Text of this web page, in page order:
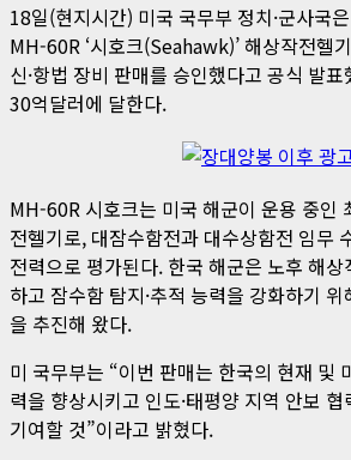
18일(현지시간) 미국 국무부 정치·군사국
MH-60R ‘시호크(Seahawk)’ 해상작전헬
신·항법 장비 판매를 승인했다고 공식 발
30억달러에 달한다.
MH-60R 시호크는 미국 해군이 운용 중인
전헬기로, 대잠수함전과 대수상함전 임무
전력으로 평가된다. 한국 해군은 노후 해
하고 잠수함 탐지·추적 능력을 강화하기
을 추진해 왔다.
미 국무부는 “이번 판매는 한국의 현재 및
력을 향상시키고 인도·태평양 지역 안보
기여할 것”이라고 밝혔다.